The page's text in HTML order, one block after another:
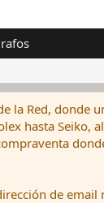
la Red, donde
hasta
de email